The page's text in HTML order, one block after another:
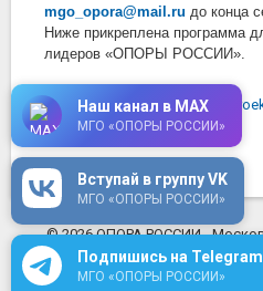
mgo_opora@mail.ru до конца
Ниже прикреплена программа
лидеров «ОПОРЫ РОССИИ».
Скачать programma-12-09-
© 2026 ОПОРА РОССИИ -
Подпишись на
МГО «ОПОРЫ РОССИИ»
Вступай в группу VK
МГО «ОПОРЫ РОССИИ»
Наш канал в MAX
МГО «ОПОРЫ РОССИИ»